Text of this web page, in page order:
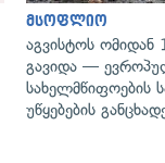
მსოფლიო
აგვისტოს
გავიდა —
სახელმწიფოების
უწყებების